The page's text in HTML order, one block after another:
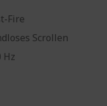
Fire
Scrollen
Hz